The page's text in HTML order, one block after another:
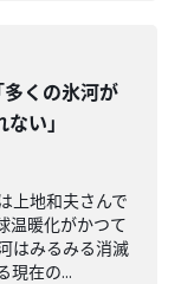
くの氷河が
い」
上地和夫さんで
温暖化がかつて
はみるみる消滅
現在の...